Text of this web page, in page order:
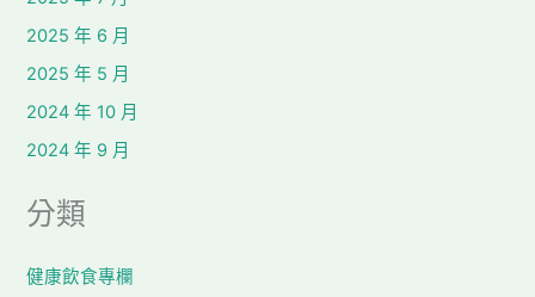
2025 年 6 月
2025 年 5 月
2024 年 10 月
2024 年 9 月
分類
健康飲食專欄